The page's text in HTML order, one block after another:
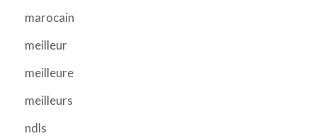
marocain
meilleur
meilleure
meilleurs
ndls